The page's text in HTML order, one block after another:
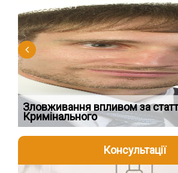
2026-08-04
Зловживання впливом за
Кримінального
Консультації